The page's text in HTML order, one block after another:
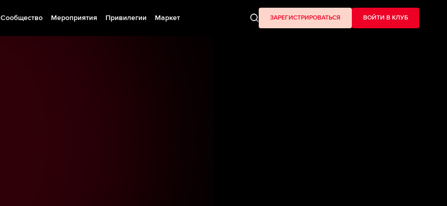
Сообщество Мероприятия Привилегии Маркет ЗАРЕГИСТРИРОВАТЬСЯ ВОЙТИ В КЛУБ